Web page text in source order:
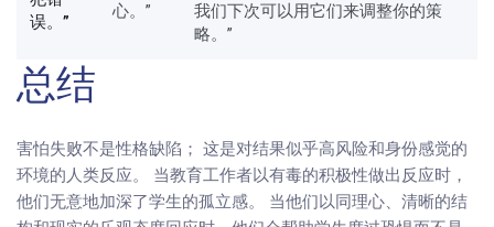
误。”
心。”
我们下次可以用它们来调整你的策
略。”
总结
害怕失败不是性格缺陷； 这是对结果似乎高风险和身份感觉的
环境的人类反应。 当教育工作者以有毒的积极性做出反应时，
他们无意地加深了学生的孤立感。 当他们以同理心、清晰的结